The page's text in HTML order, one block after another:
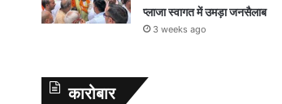
प्लाजा स्वागत में उमड़ा जनसैलाब
3 weeks ago
कारोबार